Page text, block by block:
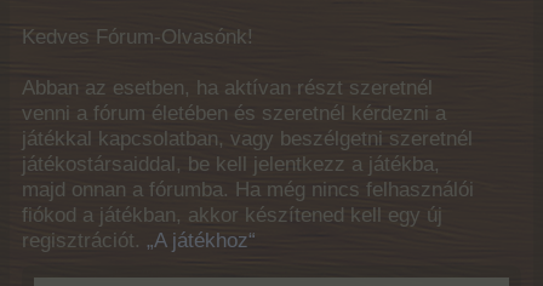
Kedves Fórum-Olvasónk!
Abban az esetben, ha aktívan részt szeretnél
venni a fórum életében és szeretnél kérdezni a
játékkal kapcsolatban, vagy beszélgetni szeretnél
játékostársaiddal, be kell jelentkezz a játékba,
majd onnan a fórumba. Ha még nincs felhasználói
fiókod a játékban, akkor készítened kell egy új
regisztrációt. „A játékhoz“